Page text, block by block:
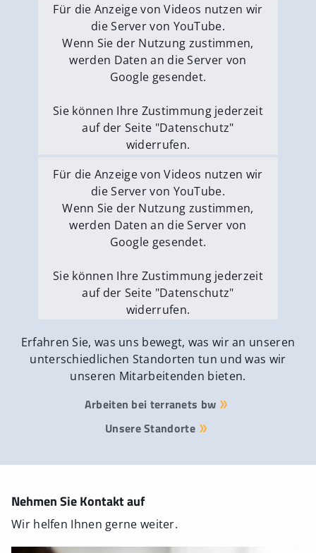
Externe Medien erlauben
Für die Anzeige von Videos nutzen wir
die Server von YouTube.
Wenn Sie der Nutzung zustimmen,
werden Daten an die Server von
Google gesendet.
Sie können Ihre Zustimmung jederzeit
auf der Seite "Datenschutz"
widerrufen.
Externe Medien erlauben
Für die Anzeige von Videos nutzen wir
die Server von YouTube.
Wenn Sie der Nutzung zustimmen,
werden Daten an die Server von
Google gesendet.
Sie können Ihre Zustimmung jederzeit
auf der Seite "Datenschutz"
widerrufen.
Externe Medien erlauben
Erfahren Sie, was uns bewegt, was wir an unseren
unterschiedlichen Standorten tun und was wir
unseren Mitarbeitenden bieten.
Arbeiten bei terranets bw
Unsere Standorte
Nehmen Sie Kontakt auf
Wir helfen Ihnen gerne weiter.